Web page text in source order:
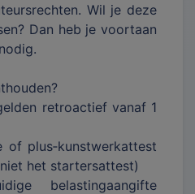
Wil je deze
Dan heb je voortaan
retroactief vanaf 1
plus‐kunstwerkattest
het startersattest)
belastingaangifte